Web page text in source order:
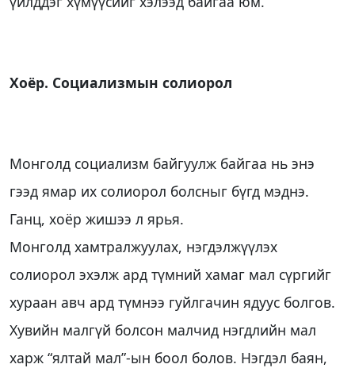
Хоёр. Социализмын солиорол
Монголд социализм байгуулж байгаа нь энэ
гээд ямар их солиорол болсныг бүгд мэднэ.
Ганц, хоёр жишээ л ярья.
Монголд хамтралжуулах, нэгдэлжүүлэх
солиорол эхэлж ард түмний хамаг мал сүргийг
хураан авч ард түмнээ гуйлгачин ядуус болгов.
Хувийн малгүй болсон малчид нэгдлийн мал
харж “ялтай мал”-ын боол болов. Нэгдэл баян,